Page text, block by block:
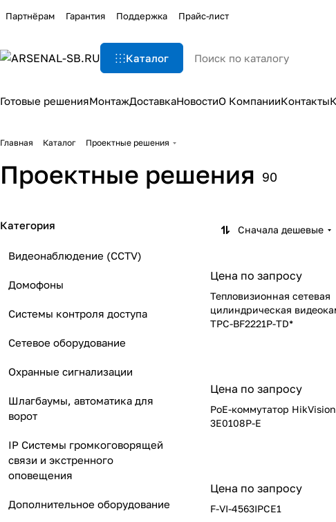
Партнёрам Гарантия Поддержка Прайс-лист
Каталог
Готовые решенияМонтажДоставкаНовостиО КомпанииКонтакты
Главная Каталог Проектные решения
Проектные решения 90
Сначала дешевые
Цена по запросу
Тепловизионная сетевая
цилиндрическая
TPC-BF2221P-TD*
Цена по запросу
РoЕ-коммутатор
3E0108P-E
Цена по запросу
F-VI-4563IPCE1
Категория
Видеонаблюдение (CCTV)
Домофоны
Системы контроля доступа
Сетевое оборудование
Охранные сигнализации
Шлагбаумы, автоматика для
ворот
IP Системы громкоговорящей
связи и экстренного
оповещения
Дополнительное оборудование